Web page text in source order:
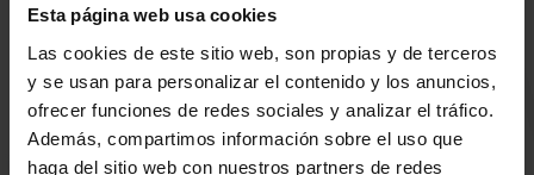
Esta página web usa cookies
Las cookies de este sitio web, son propias y de terceros
y se usan para personalizar el contenido y los anuncios,
ofrecer funciones de redes sociales y analizar el tráfico.
Además, compartimos información sobre el uso que
haga del sitio web con nuestros partners de redes
NOTICIAS
PLANTILLA
ENTRADAS
últimas noticias y promociones del club.
Email
He leído y acepto laPolítica de privacidaddel SASKI BASKONIA